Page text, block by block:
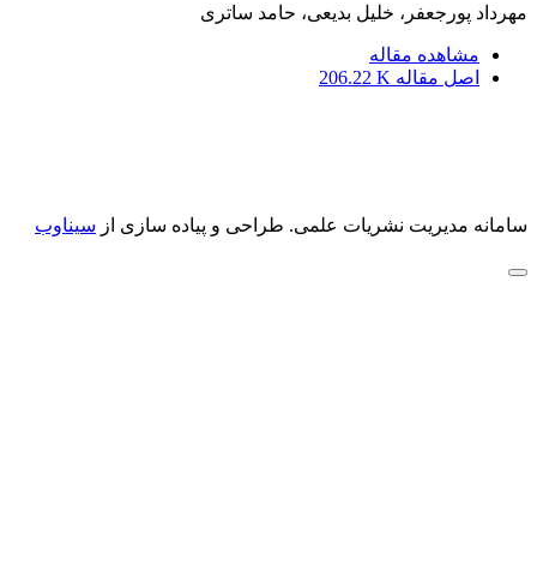
مهرداد پورجعفر، خلیل بدیعی، حامد ساتری
مشاهده مقاله
اصل مقاله 206.22 K
سامانه مدیریت نشریات علمی. طراحی و پیاده سازی از سیناوب